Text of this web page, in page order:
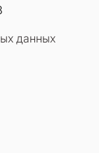
данных